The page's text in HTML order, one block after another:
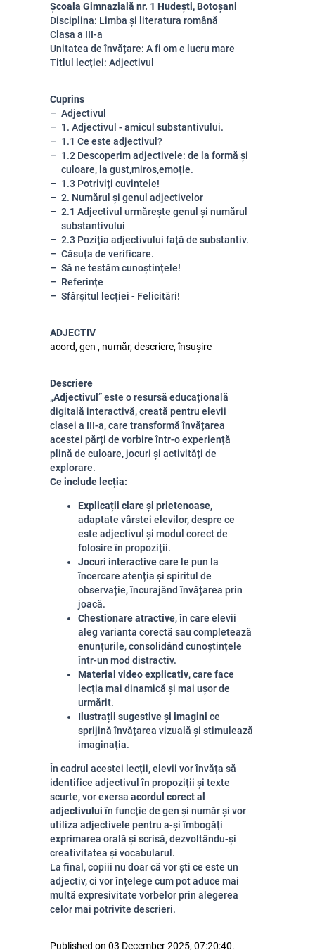
Școala Gimnazială nr. 1 Hudești, Botoșani
Disciplina: Limba și literatura română
Clasa a III-a
Unitatea de învățare: A fi om e lucru mare
Titlul lecției: Adjectivul
Cuprins
Adjectivul
1. Adjectivul - amicul substantivului.
1.1 Ce este adjectivul?
1.2 Descoperim adjectivele: de la formă și
culoare, la gust,miros,emoție.
1.3 Potriviți cuvintele!
2. Numărul și genul adjectivelor
2.1 Adjectivul urmărește genul și numărul
substantivului
2.3 Poziția adjectivului față de substantiv.
Căsuța de verificare.
Să ne testăm cunoștințele!
Referințe
Sfârșitul lecției - Felicitări!
ADJECTIV
acord, gen , număr, descriere, însușire
Descriere
„Adjectivul ” este o resursă educațională
digitală interactivă, creată pentru elevii
clasei a III-a, care transformă învățarea
acestei părți de vorbire într-o experiență
plină de culoare, jocuri și activități de
explorare.
Ce include lecția:
Explicații clare și prietenoase,
adaptate vârstei elevilor, despre ce
este adjectivul și modul corect de
folosire în propoziții.
Jocuri interactivecare le pun la
încercare atenția și spiritul de
observație, încurajând învățarea prin
joacă.
Chestionare atractive, în care elevii
aleg varianta corectă sau completează
enunțurile, consolidând cunoștințele
într-un mod distractiv.
Material video explicativ, care face
lecția mai dinamică și mai ușor de
urmărit.
Ilustrații sugestive și imagini ce
sprijină învățarea vizuală și stimulează
imaginația.
În cadrul acestei lecții, elevii vor învăța să
identifice adjectivul în propoziții și texte
scurte, vor exersa acordul corect al
adjectivuluiîn funcție de gen și număr și vor
utiliza adjectivele pentru a-și îmbogăți
exprimarea orală și scrisă, dezvoltându-și
creativitatea și vocabularul.
La final, copiii nu doar că vor ști ce este un
adjectiv, ci vor înțelege cum pot aduce mai
multă expresivitate vorbelor prin alegerea
celor mai potrivite descrieri.
Published on 03 December 2025, 07:20:40.